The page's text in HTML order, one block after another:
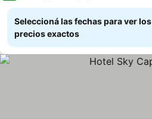
Seleccioná las fechas para ver los
precios exactos